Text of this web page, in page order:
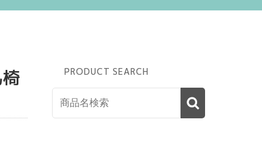
PRODUCT SEARCH